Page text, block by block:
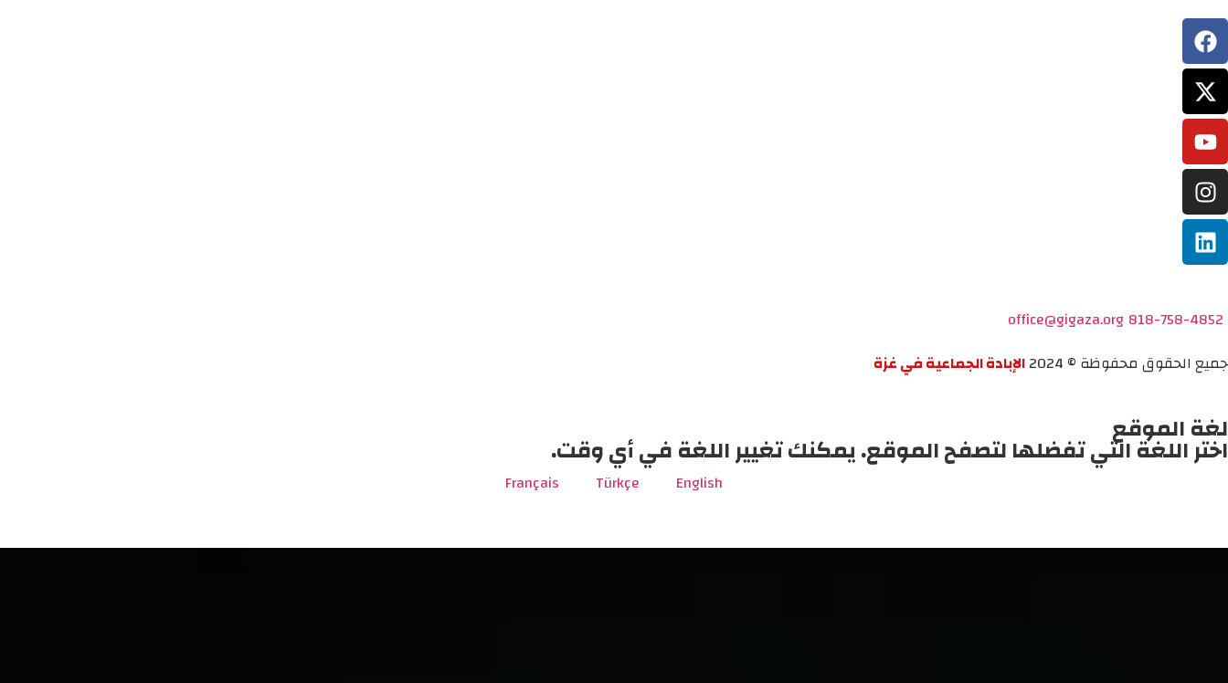
818-758-4852
office@gigaza.org
جميع الحقوق محفوظة © 2024
الإبادة الجماعية في غزة
لغة الموقع
اختر اللغة التي تفضلها لتصفح الموقع. يمكنك تغيير اللغة في أي وقت.
English
Türkçe
Français